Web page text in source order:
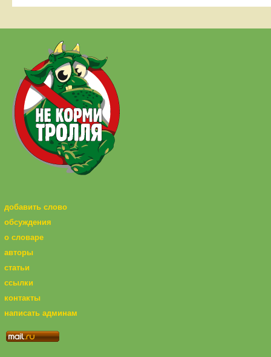
добавить слово
обсуждения
о словаре
авторы
статьи
ссылки
контакты
написать админам